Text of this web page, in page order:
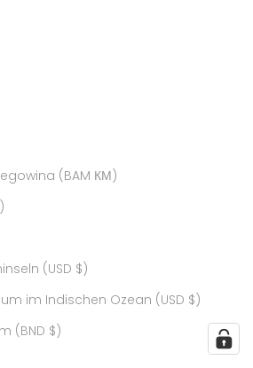
(BAM КМ)
(USD $)
im Indischen Ozean (USD $)
(BND $)